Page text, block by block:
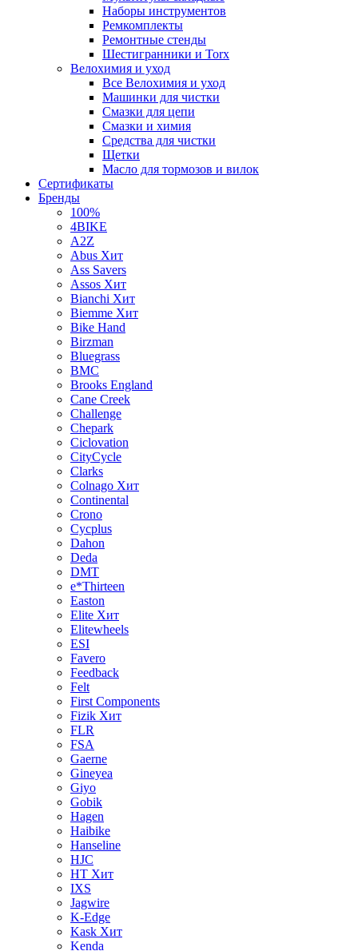
Наборы инструментов
Ремкомплекты
Ремонтные стенды
Шестигранники и Torx
Велохимия и уход
Все Велохимия и уход
Машинки для чистки
Смазки для цепи
Смазки и химия
Средства для чистки
Щетки
Масло для тормозов и вилок
Сертификаты
Бренды
100%
4BIKE
A2Z
Abus Хит
Ass Savers
Assos Хит
Bianchi Хит
Biemme Хит
Bike Hand
Birzman
Bluegrass
BMC
Brooks England
Cane Creek
Challenge
Chepark
Ciclovation
CityCycle
Clarks
Colnago Хит
Continental
Crono
Cycplus
Dahon
Deda
DMT
e*Thirteen
Easton
Elite Хит
Elitewheels
ESI
Favero
Feedback
Felt
First Components
Fizik Хит
FLR
FSA
Gaerne
Gineyea
Giyo
Gobik
Hagen
Haibike
Hanseline
HJC
HT Хит
IXS
Jagwire
K-Edge
Kask Хит
Kenda